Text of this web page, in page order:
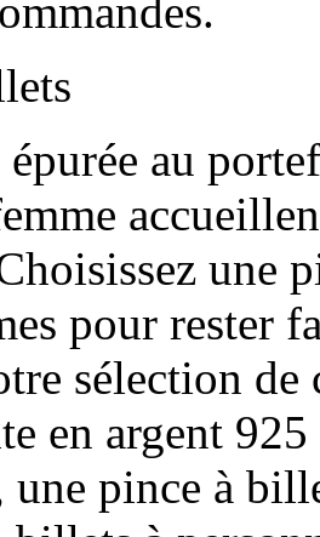
au
une
pour rester
sélection de
en argent
pince à